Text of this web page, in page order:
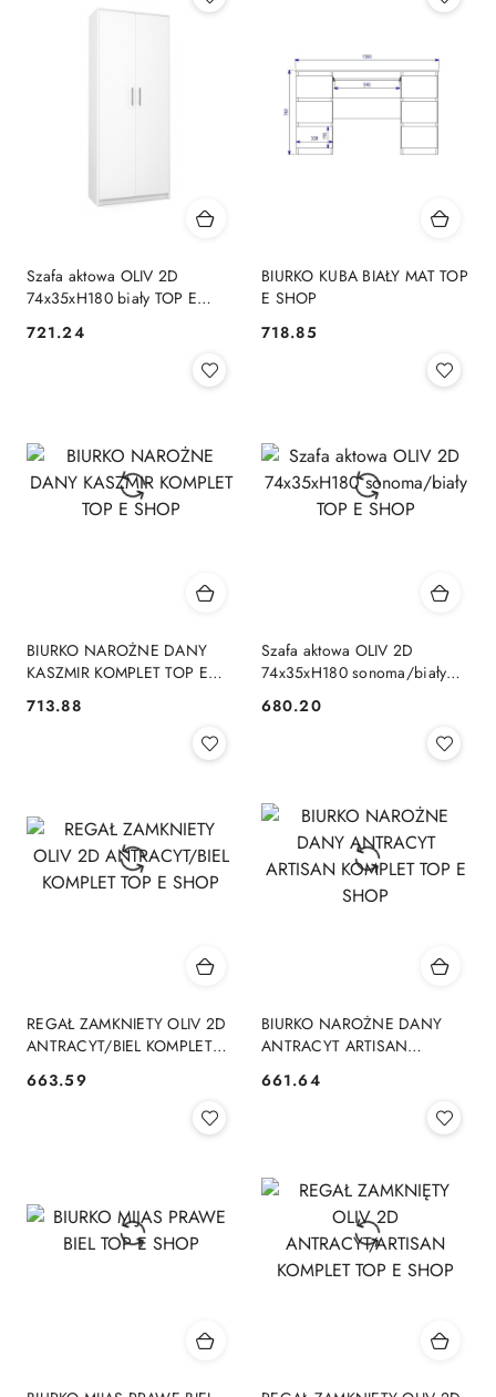
Szafa aktowa OLIV 2D
74x35xH180 biały TOP E
Cena:
721.24
BIURKO KUBA BIAŁY MAT TOP
E SHOP
Cena:
718.85
BIURKO NAROŻNE DANY
KASZMIR KOMPLET TOP E
Cena:
713.88
Szafa aktowa OLIV 2D
74x35xH180 sonoma/biały
Cena:
680.20
REGAŁ ZAMKNIETY OLIV 2D
ANTRACYT/BIEL KOMPLET
Cena:
663.59
BIURKO NAROŻNE DANY
ANTRACYT ARTISAN
Cena:
661.64